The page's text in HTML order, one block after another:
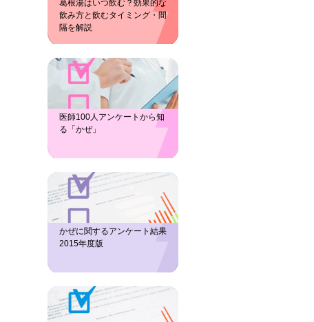
葛根湯はいつ飲む？効果的な
飲み方と飲むタイミング・間
隔を解説
医師100人アンケートから知
る「かぜ」
かぜに関するアンケート結果
2015年度版